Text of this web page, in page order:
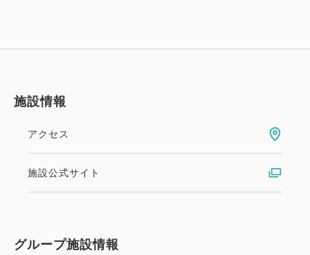
幼児施設使用料
★3～5歳の幼児のご宿泊には、施設使用料としてお
ております。
☆お食事券、チケットはチェックイン時お渡しいたし
施設情報
アクセス
施設公式サイト
グループ施設情報